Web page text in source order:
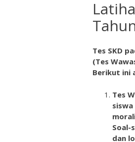
Tes SKD
(Tes
Berikut ini
Tes
Soal-
dan